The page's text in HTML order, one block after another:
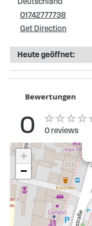
01742777738
Get Direction
Heute geöffnet:
Bewertungen
0 0 reviews
+
−